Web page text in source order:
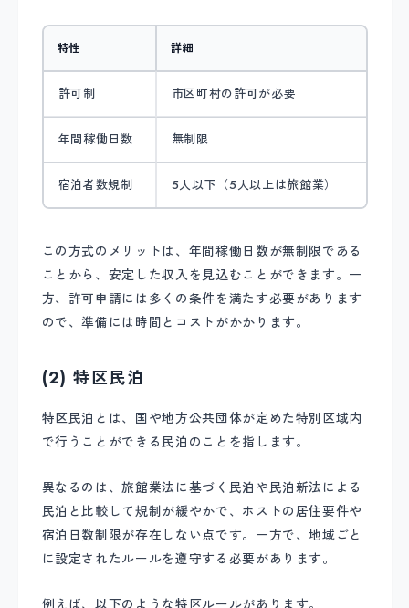
特性 詳細
許可制 市区町村の許可が必要
年間稼働日数 無制限
宿泊者数規制 5人以下（5人以上は旅館業）
この方式のメリットは、年間稼働日数が無制限である
ことから、安定した収入を見込むことができます。一
方、許可申請には多くの条件を満たす必要があります
ので、準備には時間とコストがかかります。
(2) 特区民泊
特区民泊とは、国や地方公共団体が定めた特別区域内
で行うことができる民泊のことを指します。
異なるのは、旅館業法に基づく民泊や民泊新法による
民泊と比較して規制が緩やかで、ホストの居住要件や
宿泊日数制限が存在しない点です。一方で、地域ごと
に設定されたルールを遵守する必要があります。
例えば、以下のような特区ルールがあります。